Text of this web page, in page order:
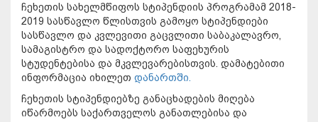
ჩეხეთის სახელმწიფოს სტიპენდიის პროგრამამ 2018-
2019 სასწავლო წლისთვის გამოყო სტიპენდიები
სასწავლო და კვლევითი გაცვლითი საბაკალავრო,
სამაგისტრო და სადოქტორო საფეხურის
სტუდენტებისა და მკვლევარებისთვის. დამატებითი
ინფორმაცია იხილეთ დანართში.
ჩეხეთის სტიპენდიებზე განაცხადების მიღება
იწარმოებს საქართველოს განათლებისა და